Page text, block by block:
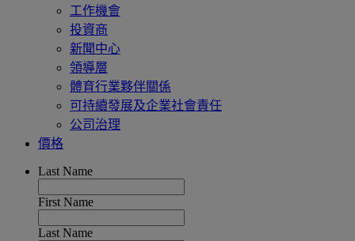
工作機會
投資商
新聞中心
領導層
體育行業夥伴關係
可持續發展及企業社會責任
公司治理
價格
Last Name
First Name
Last Name